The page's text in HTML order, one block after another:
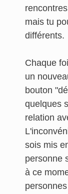
mais tu
différents.
Chaque
un
bouton
quelques
relation
sois mis
personne
à ce